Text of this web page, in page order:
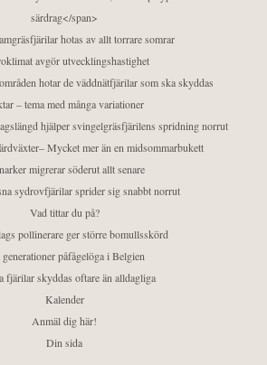
särdrag</span>
hotas av allt torrare somrar
avgör utvecklingshastighet
hotar de väddnätfjärilar som ska skyddas
– tema med många variationer
hjälper svingelgräsfjärilens spridning norrut
Mycket mer än en midsommarbukett
migrerar söderut allt senare
sydrovfjärilar sprider sig snabbt norrut
Vad tittar du på?
pollinerare ger större bomullsskörd
generationer påfågelöga i Belgien
fjärilar skyddas oftare än alldagliga
Kalender
Anmäl dig här!
Din sida